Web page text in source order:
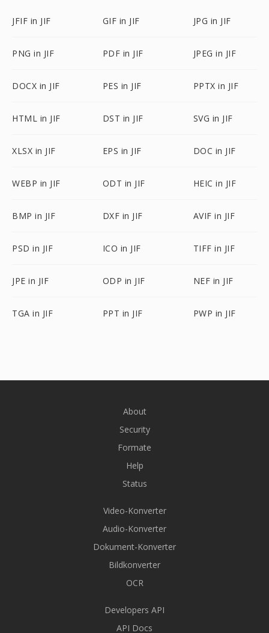
JFIF in JIF GIF in JIF JPG in JIF
PNG in JIF PDF in JIF JPEG in JIF
DOCX in JIF PES in JIF PPTX in JIF
HTML in JIF DST in JIF SVG in JIF
XLSX in JIF EPS in JIF DOC in JIF
WEBP in JIF ODT in JIF HEIC in JIF
BMP in JIF DXF in JIF AVIF in JIF
PSD in JIF ICO in JIF TIFF in JIF
JPE in JIF ODP in JIF NEF in JIF
TGA in JIF PPT in JIF PWP in JIF
About
Security
Formate
Help
Status
Video-Konverter
Audio-Konverter
Dokument-Konverter
Bildkonverter
OCR
Developers API
API Docs